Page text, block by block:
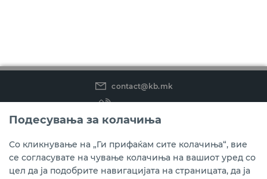
contact@kb.mk
(02) 3 296 800
Instagram
LinkedIn
Youtube
Преземете ја мобилната апликација мБанка.
Подесувања за колачиња
Со кликнување на „Ги прифаќам сите колачиња“, вие
се согласувате на чување колачиња на вашиот уред со
цел да ја подобрите навигацијата на страницата, да ја